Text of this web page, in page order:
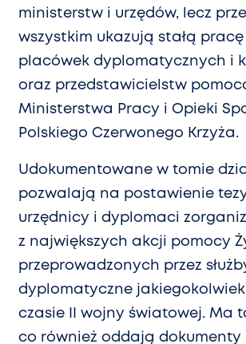
ministerstw i urzędów, lecz
wszystkim ukazują stałą
placówek dyplomatycznych i
oraz przedstawicielstw
Ministerstwa Pracy i Opieki
Polskiego Czerwonego Krzyża.
Udokumentowane w tomie
pozwalają na postawienie
urzędnicy i dyplomaci
z największych akcji pomocy
przeprowadzonych przez
dyplomatyczne
czasie II wojny światowej. Ma
co również oddają dokumenty